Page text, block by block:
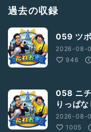
過去の収録
059 ツ
2026-08-
946
058 ニ
りっぱ
2026-08-
1005